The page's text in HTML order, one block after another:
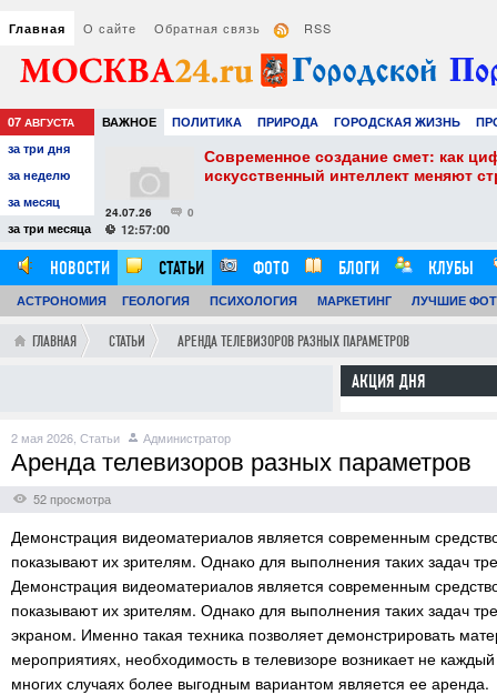
Главная О сайте Обратная связь RSS
07 АВГУСТА ВАЖНОЕ ПОЛИТИКА ПРИРОДА ГОРОДСКАЯ ЖИЗНЬ
ТЕХНОЛОГИИ
за три дня
за неделю
за месяц
за три месяца
и
0
24.07.26
12:57:00
Современное создание смет: как
искусственный интеллект меняют
НОВОСТИ СТАТЬИ ФОТО БЛОГИ
КЛУБЫ
ОБЗОРЫ
ВИДЕОРЕПОРТАЖИ
АСТРОНОМИЯ ГЕОЛОГИЯ ПСИХОЛОГИЯ МАРКЕТИНГ ЛУЧШИЕ
ГЛАВНАЯ СТАТЬИ АРЕНДА ТЕЛЕВИЗОРОВ РАЗНЫХ ПАРАМЕТРОВ
АКЦИЯ ДНЯ
2 мая 2026, Статьи Администратор
Аренда телевизоров разных параметров
52 просмотра
Демонстрация видеоматериалов является современным
показывают их зрителям. Однако для выполнения таких задач
Демонстрация видеоматериалов является современным
показывают их зрителям. Однако для выполнения таких задач
экраном. Именно такая техника позволяет демонстрировать
мероприятиях, необходимость в телевизоре возникает не
многих случаях более выгодным вариантом является ее аренда.